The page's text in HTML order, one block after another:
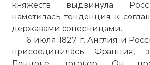
княжеств выдвинула
наметилась тенденция к
державами соперницами.
6 июля 1827 г. Англия и
присоединилась Франция,